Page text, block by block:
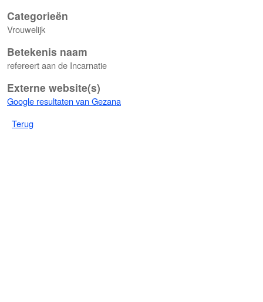
Categorieën
Vrouwelijk
Betekenis naam
refereert aan de Incarnatie
Externe website(s)
Google resultaten van Gezana
Terug